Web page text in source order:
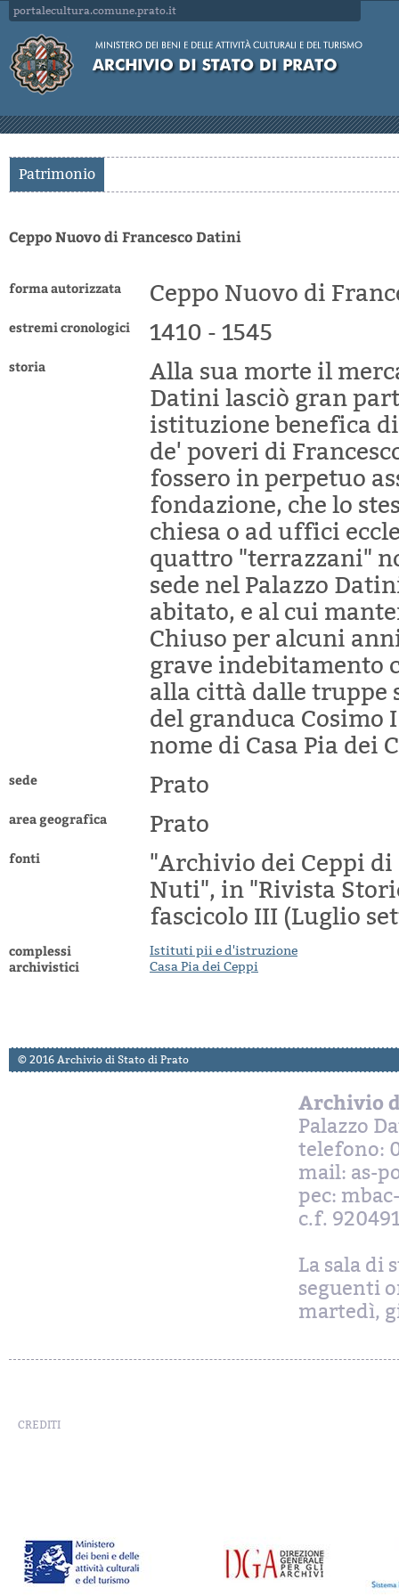
portalecultura.comune.prato.it
Patrimonio
Ceppo Nuovo di Francesco Datini
forma autorizzata Ceppo Nuovo di
estremi cronologici 1410 - 1545
storia
Alla sua morte il
Datini lasciò gran
istituzione benefica
de' poveri di
fossero in perpetuo
fondazione, che lo
chiesa o ad uffici
quattro "terrazzani"
sede nel Palazzo
abitato, e al cui
Chiuso per alcuni
grave indebitamento
alla città dalle truppe
del granduca Cosimo
nome di Casa Pia dei
sede Prato
area geografica Prato
fonti
"Archivio dei Ceppi
Nuti", in "Rivista
fascicolo III (Luglio
complessi
archivistici
Istituti pii e d'istruzione
Casa Pia dei Ceppi
© 2016 Archivio di Stato di Prato
Archivio
Palazzo
telefono:
mail: as-
pec:
c.f.
La sala di
seguenti
martedì,
CREDITI